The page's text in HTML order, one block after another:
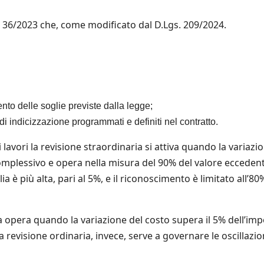
2023 che, come modificato dal D.Lgs. 209/2024.
delle soglie previste dalla legge;
indicizzazione programmati e definiti nel contratto.
la revisione straordinaria si attiva quando la
e opera nella misura del 90% del valore
è più alta, pari al 5%, e il riconoscimento è limitato
quando la variazione del costo supera il 5%
revisione ordinaria, invece, serve a governare le